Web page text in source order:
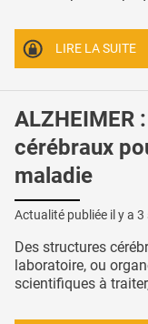
LIRE LA SUITE
ALZHEIMER
cérébraux
maladie
Actualité publiée il y a 3
Des structures
laboratoire, ou
scientifiques à